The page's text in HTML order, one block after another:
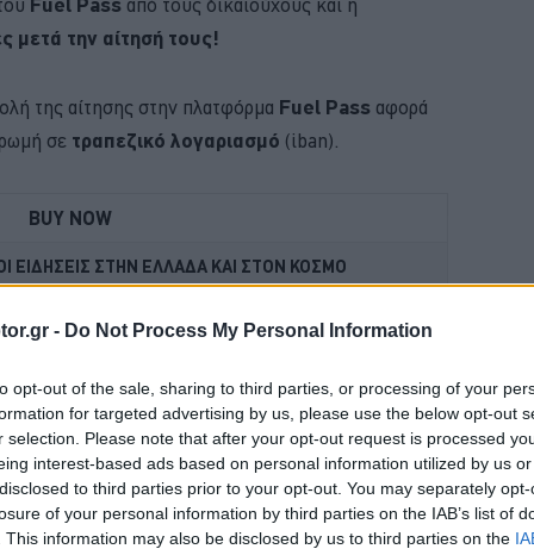
- Do Not Process My Personal Information
opt-out of the sale, sharing to third parties, or processing of your
for targeted advertising by us, please use the below opt-out
selection. Please note that after your opt-out request is processed
interest-based ads based on personal information utilized by us
to third parties prior to your opt-out. You may separately
of your personal information by third parties on the IAB’s list of
This information may also be disclosed by us to third parties on the
μετά την αίτησή τους!
της αίτησης στην πλατφόρμα Fuel Pass αφορά
σε τραπεζικό λογαριασμό (iban).
BUY NOW
ΟΙ ΕΙΔΗΣΕΙΣ ΣΤΗΝ ΕΛΛΑΔΑ ΚΑΙ ΣΤΟΝ ΚΟΣΜΟ
ΤΑ ΝΕΑ ΜΟΝΤΕΛΑ ΤΗΣ BMW
Τετάρτη 8 Απριλίουθαπληρωθούν την Τρίτη
του Πάσχα.